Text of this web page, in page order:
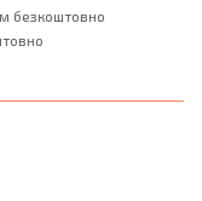
безкоштовно